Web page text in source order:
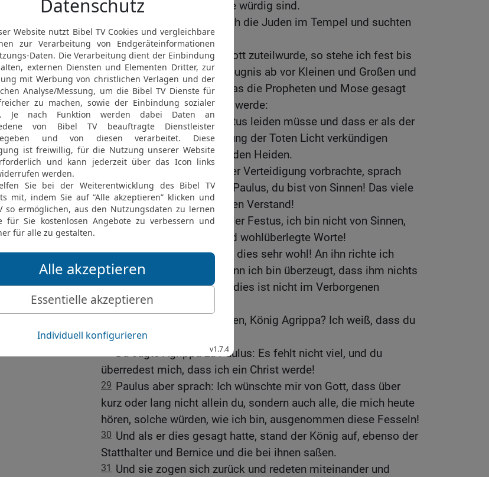
sie Werke tun, die der Buße würdig sind.
Deswegen ergriffen mich die Juden im Tempel und suchten
mich umzubringen.
22 Aber da mir Hilfe von Gott zuteilwurde, so stehe ich fest bis
zu diesem Tag und lege Zeugnis ab vor Kleinen und Großen und
lehre nichts anderes, als was die Propheten und Mose gesagt
haben, dass es geschehen werde:
23 nämlich, dass der Christus leiden müsse und dass er als der
Erstling aus der Auferstehung der Toten Licht verkündigen
werde dem Volk und auch den Heiden.
Als er aber dies zu seiner Verteidigung vorbrachte, sprach
Festus mit lauter Stimme: Paulus, du bist von Sinnen! Das viele
Studieren bringt dich um den Verstand!
25 Er aber sprach: Hochedler Festus, ich bin nicht von Sinnen,
sondern ich rede wahre und wohlüberlegte Worte!
26 Denn der König versteht dies sehr wohl! An ihn richte ich
meine freimütige Rede. Denn ich bin überzeugt, dass ihm nichts
davon unbekannt ist; denn dies ist nicht im Verborgenen
geschehen!
Glaubst du den Propheten, König Agrippa? Ich weiß, dass du
glaubst!
Da sagte Agrippa zu Paulus: Es fehlt nicht viel, und du
überredest mich, dass ich ein Christ werde!
29 Paulus aber sprach: Ich wünschte mir von Gott, dass über
kurz oder lang nicht allein du, sondern auch alle, die mich heute
hören, solche würden, wie ich bin, ausgenommen diese Fesseln!
30 Und als er dies gesagt hatte, stand der König auf, ebenso der
Statthalter und Bernice und die bei ihnen saßen.
31
Und sie zogen sich zurück und redeten miteinander und